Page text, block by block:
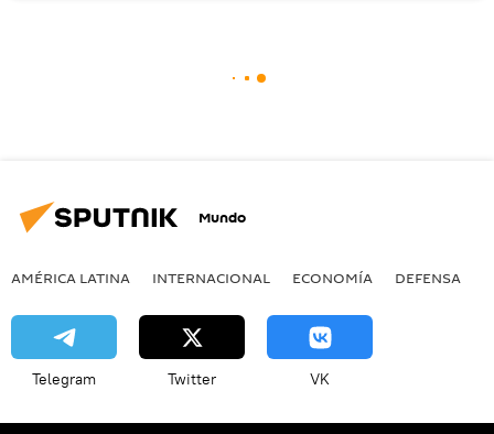
Mundo
AMÉRICA LATINA INTERNACIONAL ECONOMÍA DEFENSA
Telegram Twitter VK